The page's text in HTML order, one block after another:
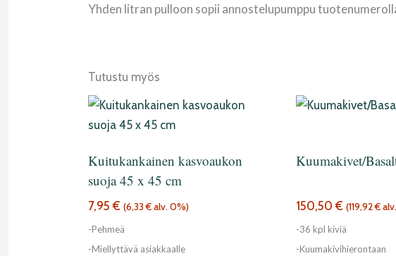
Yhden litran pulloon sopii annostelupumppu
Tutustu myös
Kuitukankainen kasvoaukon
suoja 45 x 45 cm
7,95€ (6,33€alv. 0%)
-Pehmeä
-Miellyttävä asiakkaalle
Kuumakivet/
150,50€ (119,92€
-36 kpl kiviä
-Kuumakivihierontaan